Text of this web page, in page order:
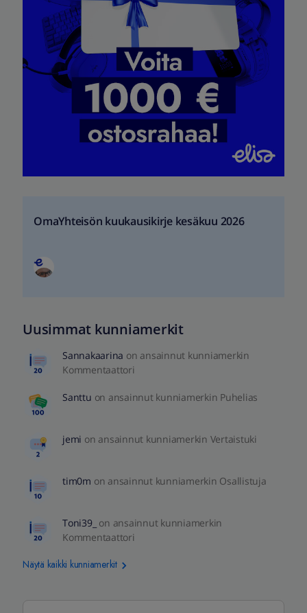
OmaYhteisön kuukausikirje kesäkuu 2026
Uusimmat kunniamerkit
Sannakaarina on ansainnut kunniamerkin
Kommentaattori
Santtu on ansainnut kunniamerkin Puhelias
jemi on ansainnut kunniamerkin Vertaistuki
tim0m on ansainnut kunniamerkin Osallistuja
Toni39_ on ansainnut kunniamerkin
Kommentaattori
Näytä kaikki kunniamerkit